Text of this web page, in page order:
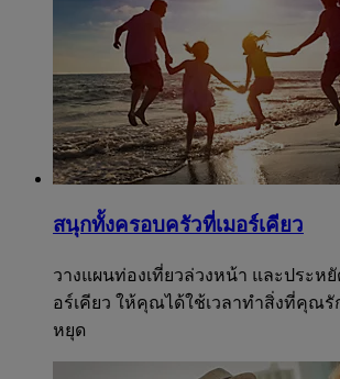
สนุกทั้งครอบครัวที่เมอร์เคียว
วางแผนท่องเที่ยวล่วงหน้า และประห
อร์เคียว ให้คุณได้ใช้เวลาทำสิ่งที่คุณ
หยุด